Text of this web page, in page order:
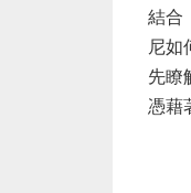
結合
尼如
先瞭
憑藉